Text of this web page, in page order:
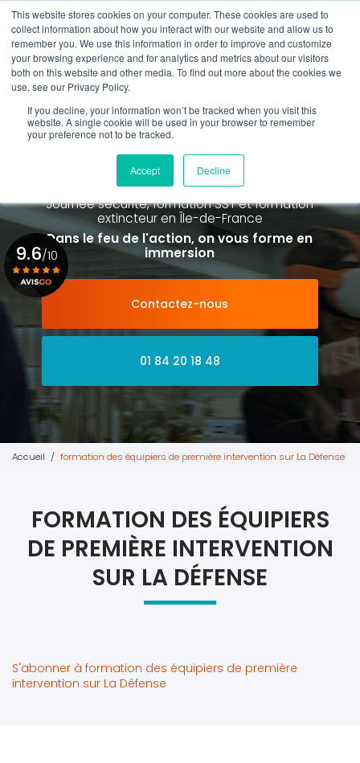
This website stores cookies on your computer. These cookies are used to
collect information about how you interact with our website and allow us to
remember you. We use this information in order to improve and customize
your browsing experience and for analytics and metrics about our visitors
both on this website and other media. To find out more about the cookies we
use, see our Privacy Policy.
If you decline, your information won’t be tracked when you visit this
website. A single cookie will be used in your browser to remember
your preference not to be tracked.
Accept Decline
Aller
au
contenu
principal
01 84 20 18 48
Rappel gratuit
Spécialiste de la formation SST et
de la Formation Incendie
à Paris La Défense depuis 2015
Journée sécurité, formation SST et formation
extincteuren Île-de-France
Dans le feu de l'action, on vous forme en
immersion
Contactez-nous
01 84 20 18 48
9.6/10
Voir le certificat
Accueil formation des équipiers de première intervention sur La Défense
FORMATION DES ÉQUIPIERS
DE PREMIÈRE INTERVENTION
SUR LA DÉFENSE
S'abonner à formation des équipiers de première
intervention sur La Défense